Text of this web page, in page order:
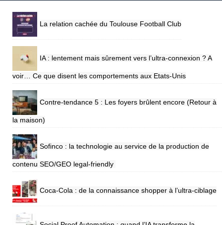
La relation cachée du Toulouse Football Club
IA : lentement mais sûrement vers l’ultra-connexion ? A
voir… Ce que disent les comportements aux Etats-Unis
Contre-tendance 5 : Les foyers brûlent encore (Retour à
la maison)
Sofinco : la technologie au service de la production de
contenu SEO/GEO legal-friendly
Coca-Cola : de la connaissance shopper à l’ultra-ciblage